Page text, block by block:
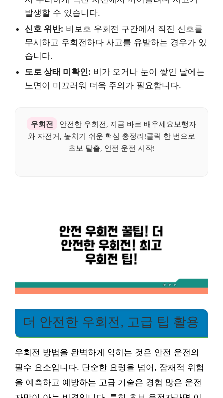
발생할 수 있습니다.
신호 위반: 비보호 우회전 구간에서 직진 신호를
무시하고 우회전하다 사고를 유발하는 경우가 있
습니다.
도로 상태 미확인: 비가 오거나 눈이 쌓인 날에는
노면이 미끄러워 더욱 주의가 필요합니다.
우회전
안전한 우회전, 지금 바로 배우세요보행자
와 자전거, 놓치기 쉬운 핵심 총정리!클릭 한 번으로
초보 탈출, 안전 운전 시작!
더 안전한 우회전, 고급 팁 활용
우회전 방법을 완벽하게 익히는 것은 안전 운전의
필수 요소입니다. 단순한 요령을 넘어, 잠재적 위험
을 예측하고 예방하는 고급 기술은 경험 많은 운전